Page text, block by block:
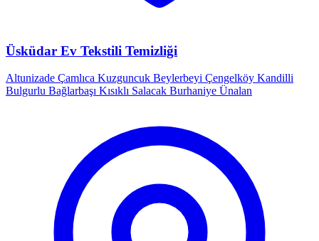
Üsküdar Ev Tekstili Temizliği
Altunizade Çamlıca Kuzguncuk Beylerbeyi Çengelköy Kandilli
Bulgurlu Bağlarbaşı Kısıklı Salacak Burhaniye Ünalan